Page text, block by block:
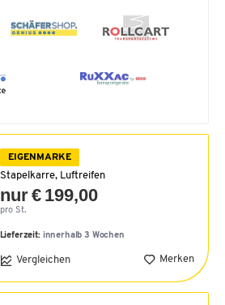
EIGENMARKE
Stapelkarre, Luftreifen
nur € 199,00
pro St.
Lieferzeit: innerhalb 3 Wochen
Vergleichen Merken